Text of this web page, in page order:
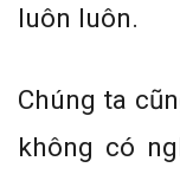
luôn luôn.
Chúng ta
không có